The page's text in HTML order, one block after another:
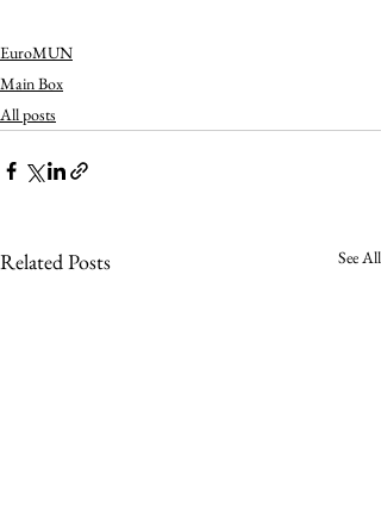
EuroMUN
Main Box
All posts
Related Posts See All